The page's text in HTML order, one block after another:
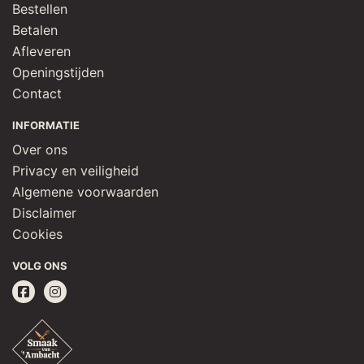
Bestellen
Betalen
Afleveren
Openingstijden
Contact
INFORMATIE
Over ons
Privacy en veiligheid
Algemene voorwaarden
Disclaimer
Cookies
VOLG ONS